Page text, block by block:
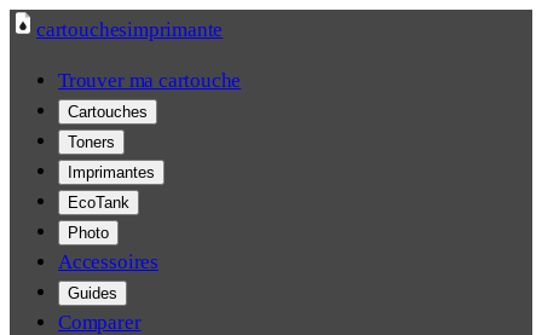
cartouchesimprimante
Trouver ma cartouche
Cartouches
Toners
Imprimantes
EcoTank
Photo
Accessoires
Guides
Comparer